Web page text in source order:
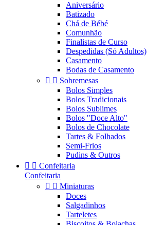
Aniversário
Batizado
Chá de Bébé
Comunhão
Finalistas de Curso
Despedidas (Só Adultos)
Casamento
Bodas de Casamento
  Sobremesas
Bolos Simples
Bolos Tradicionais
Bolos Sublimes
Bolos "Doce Alto"
Bolos de Chocolate
Tartes & Folhados
Semi-Frios
Pudins & Outros
  Confeitaria
Confeitaria
  Miniaturas
Doces
Salgadinhos
Tarteletes